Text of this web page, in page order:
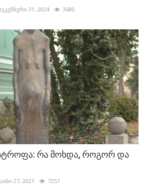
31, 2024 3680
რა მოხდა, როგორ და
27, 2021 7257